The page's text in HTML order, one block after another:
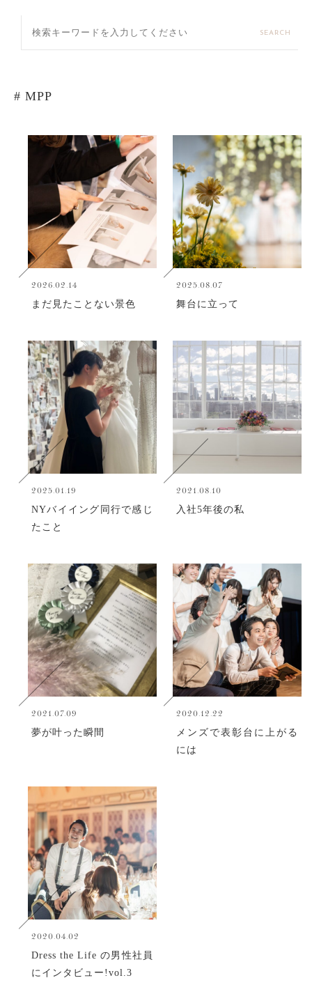
# MPP
2026.02.14
まだ見たことない景色
2025.08.07
舞台に立って
2025.01.19
NYバイイング同行で感じ
たこと
2021.08.10
入社5年後の私
2021.07.09
夢が叶った瞬間
2020.12.22
メンズで表彰台に上がる
には
2020.04.02
Dress the Life の男性社員
にインタビュー!vol.3